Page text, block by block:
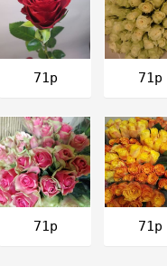
71р 71р
71р
71р